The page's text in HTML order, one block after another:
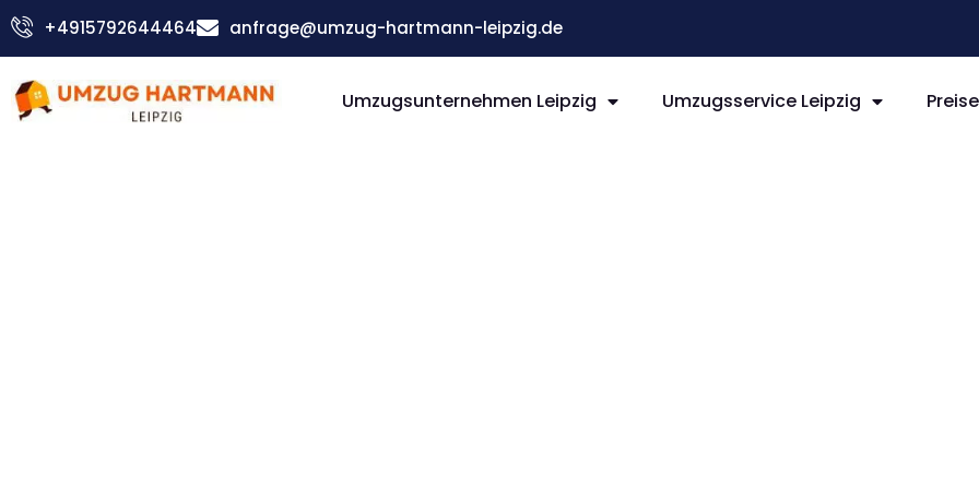
Zum
Inhalt
+4915792644464 anfrage@umzug-hartmann-leipzig.de
Umzugsunternehmen Leipzig Umzugsservice Leipzig Preise